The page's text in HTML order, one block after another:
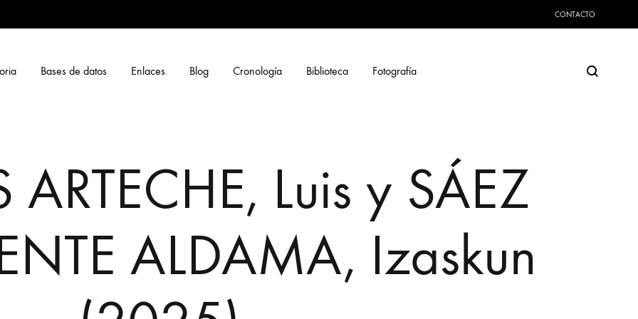
CONTACTO
Bases de datos Enlaces Blog Cronología Biblioteca Fotografía Search
ARTECHE, Luis y SÁEZ
ALDAMA, Izaskun